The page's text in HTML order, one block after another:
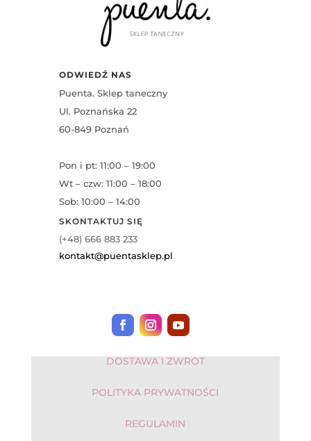
ODWIEDŹ NAS
Puenta. Sklep taneczny
Ul. Poznańska 22
60-849 Poznań
Pon i pt: 11:00 – 19:00
Wt – czw: 11:00 – 18:00
Sob: 10:00 – 14:00
SKONTAKTUJ SIĘ
(+48) 666 883 233
kontakt@puentasklep.pl
DOSTAWA I ZWROT
POLITYKA PRYWATNOŚCI
REGULAMIN